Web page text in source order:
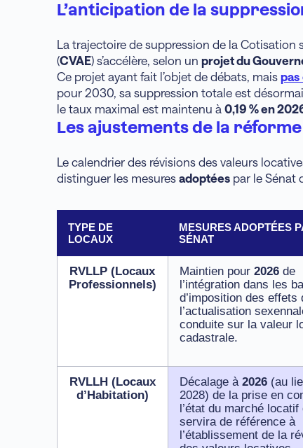
L’anticipation de la
La trajectoire de suppression de la Cotisation
(CVAE) s’accélère, selon un projet du
Ce projet ayant fait l’objet de débats, mais
pour 2030, sa suppression totale est
le taux maximal est maintenu à 0,19 % en
Les ajustements de la
Le calendrier des révisions des valeurs
distinguer les mesures adoptéespar le Sénat
TYPE DE
LOCAUX
MESURES ADOPTÉES
SÉNAT
RVLLP (Locaux
Professionnels)
Maintien pour 2026de
l’intégration dans les
d’imposition des effets
l’actualisation
conduite sur la valeur
cadastrale.
RVLLH (Locaux
d’Habitation)
Décalage à 2026(au
2028) de la prise en
l’état du marché locatif
servira de référence à
l’établissement de la